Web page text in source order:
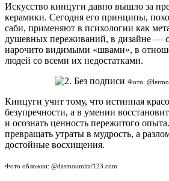
Искусство кинцуги давно вышло за
керамики. Сегодня его принципы,
саби, применяют в психологии как
душевных переживаний, в дизайне —
нарочито видимыми «швами», в
людей со всеми их недостатками.
Фото:
Кинцуги учит тому, что истинная
безупречности, а в умении
и осознать ценность пережитого
превращать утраты в мудрость, а
достойные восхищения.
Фото обложки: @dasmoumita/123.com